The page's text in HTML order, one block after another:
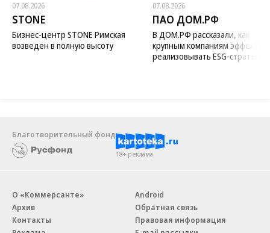
07.08.2026
STONE
Бизнес-центр STONE Римская
возведен в полную высоту
07.08.2026
ПАО ДОМ.РФ
В ДОМ.РФ рассказали, как
крупным компаниям
реализовывать ESG-стратегию
Благотворительный фонд
18+ реклама
О «Коммерсанте»
Архив
Контакты
Android
Обратная связь
Правовая информация